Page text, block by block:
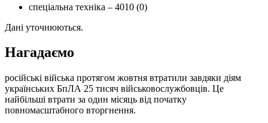
спеціальна техніка ‒ 4010 (0)
Дані уточнюються.
Нагадаємо
російські війська протягом жовтня втратили завдяки діям
українських БпЛА 25 тисяч військовослужбовців. Це
найбільші втрати за один місяць від початку
повномасштабного вторгнення.